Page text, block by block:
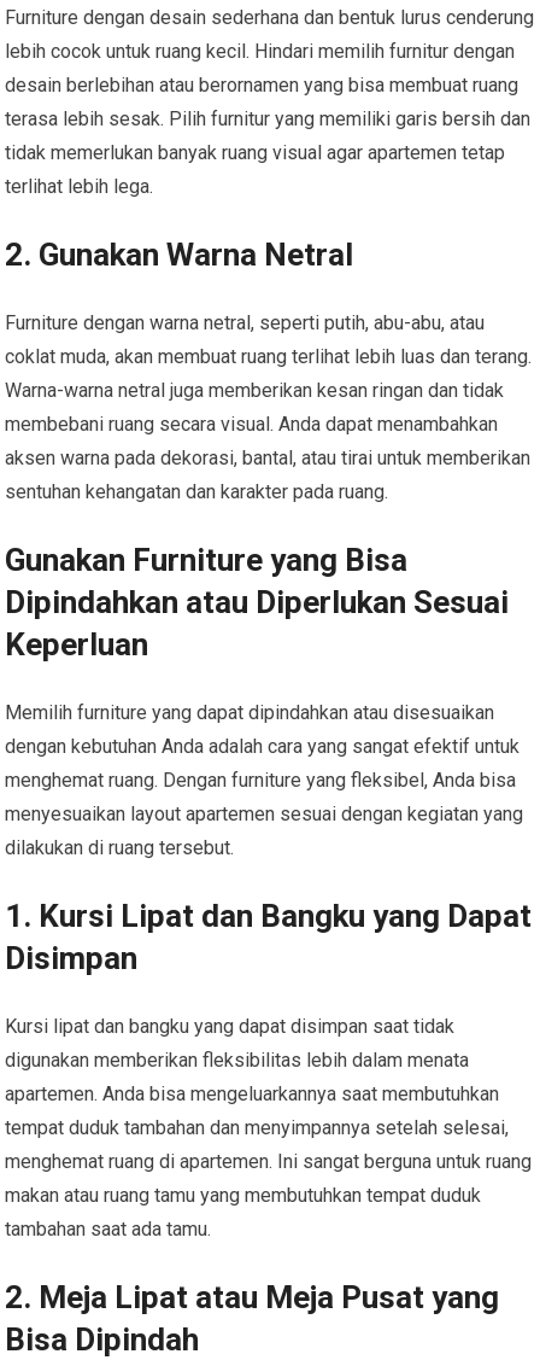
Furniture dengan desain sederhana dan bentuk lurus cenderung
lebih cocok untuk ruang kecil. Hindari memilih furnitur dengan
desain berlebihan atau berornamen yang bisa membuat ruang
terasa lebih sesak. Pilih furnitur yang memiliki garis bersih dan
tidak memerlukan banyak ruang visual agar apartemen tetap
terlihat lebih lega.
2. Gunakan Warna Netral
Furniture dengan warna netral, seperti putih, abu-abu, atau
coklat muda, akan membuat ruang terlihat lebih luas dan terang.
Warna-warna netral juga memberikan kesan ringan dan tidak
membebani ruang secara visual. Anda dapat menambahkan
aksen warna pada dekorasi, bantal, atau tirai untuk memberikan
sentuhan kehangatan dan karakter pada ruang.
Gunakan Furniture yang Bisa
Dipindahkan atau Diperlukan Sesuai
Keperluan
Memilih furniture yang dapat dipindahkan atau disesuaikan
dengan kebutuhan Anda adalah cara yang sangat efektif untuk
menghemat ruang. Dengan furniture yang fleksibel, Anda bisa
menyesuaikan layout apartemen sesuai dengan kegiatan yang
dilakukan di ruang tersebut.
1. Kursi Lipat dan Bangku yang Dapat
Disimpan
Kursi lipat dan bangku yang dapat disimpan saat tidak
digunakan memberikan fleksibilitas lebih dalam menata
apartemen. Anda bisa mengeluarkannya saat membutuhkan
tempat duduk tambahan dan menyimpannya setelah selesai,
menghemat ruang di apartemen. Ini sangat berguna untuk ruang
makan atau ruang tamu yang membutuhkan tempat duduk
tambahan saat ada tamu.
2. Meja Lipat atau Meja Pusat yang
Bisa Dipindah